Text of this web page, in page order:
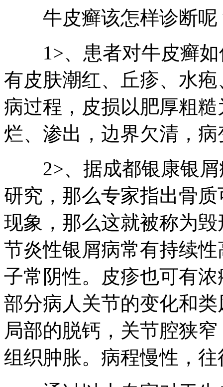
牛皮癣该怎样诊断呢
1>、患者对牛皮癣如
有皮肤潮红、丘疹、水
病过程，皮损以肥厚粗
烂、渗出，边界欠清，
2>、据成都银康银屑
研究，那么专家指出骨
现象，那么这就被称为
节炎性银屑病常有持续
子常阴性。皮疹也可有
部分病人关节的变化和
局部的脱钙，关节腔狭
组织肿胀。病程慢性，